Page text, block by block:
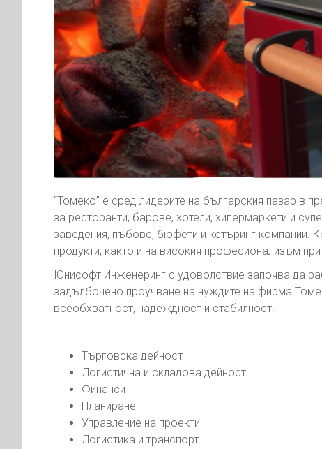
“Томеко” е сред лидерите на българския пазар в
за ресторанти, барове, хотели, хипермаркети и
заведения, пъбове, бюфети и кетъринг компании.
продукти, както и на високия професионализъм
Юнисофт Инженеринг с удоволствие започва да
задълбочено проучване на нуждите на фирма
всеобхватност, надеждност и стабилност.
Търговска дейност
Логистична и складова дейност
Финанси
Планиране
Управление на проекти
Логистика и транспорт